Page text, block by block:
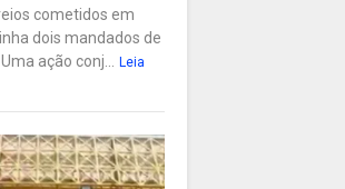
cometidos em
dois mandados de
ação conj... Leia